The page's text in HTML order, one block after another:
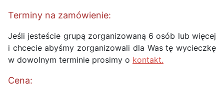
Terminy na zamówienie:
Jeśli jesteście grupą zorganizowaną 6 osób lub więcej
i chcecie abyśmy zorganizowali dla Was tę wycieczkę
w dowolnym terminie prosimy o kontakt.
Cena: